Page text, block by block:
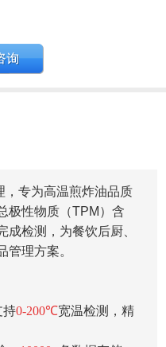
专为高温煎炸油品质
极性物质（TPM）含
成检测，为餐饮后厨、
管理方案。
持0-200℃宽温检测，精